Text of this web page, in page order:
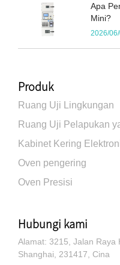
Apa
Mini?
2026/
Produk
Ruang Uji Lingkungan
Ruang Uji Pelapukan
Kabinet Kering
Oven pengering
Oven Presisi
Hubungi kami
Alamat: 3215, Jalan Raya
Shanghai, 231417, Cina